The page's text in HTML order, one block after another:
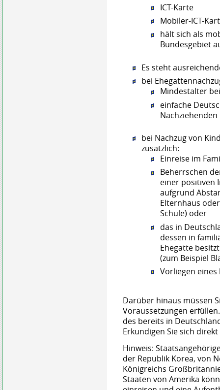
ICT-Karte
Mobiler-ICT-
hält sich als
Bundesgebiet
Es steht
bei
Mindestalter
einfache
Nachziehenden
bei Nachzug von
zusätzlich:
Einreise im
Beherrschen
einer positiven
aufgrund
Elternhaus
Schule) oder
das in
dessen in
Ehegatte
(zum Beispiel
Vorliegen
Darüber hinaus müssen
Voraussetzungen erfüllen.
des bereits in
Erkundigen Sie sich
Hinweis:
der Republik Korea, von
Königreichs
Staaten von Amerika